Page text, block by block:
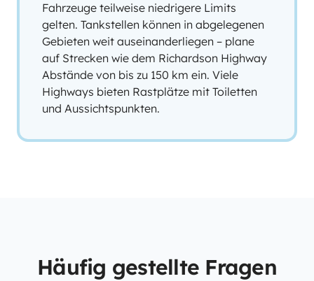
Fahrzeuge teilweise niedrigere Limits
gelten. Tankstellen können in abgelegenen
Gebieten weit auseinanderliegen – plane
auf Strecken wie dem Richardson Highway
Abstände von bis zu 150 km ein. Viele
Highways bieten Rastplätze mit Toiletten
und Aussichtspunkten.
Häufig gestellte Fragen